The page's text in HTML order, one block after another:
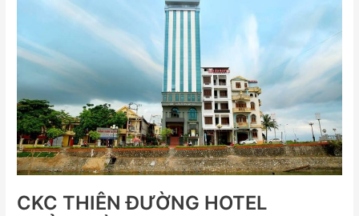
CKC THIÊN ĐƯỜNG HOTEL
BÌNH